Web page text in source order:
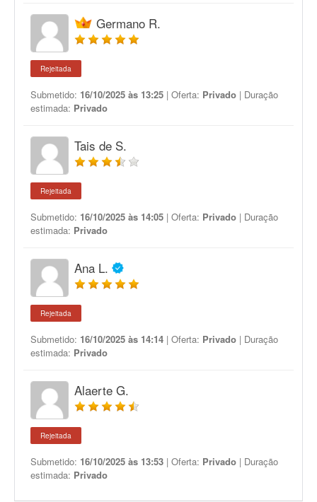
Germano R.
Rejeitada
Submetido: 16/10/2025 às 13:25 | Oferta: Privado | Duração
estimada: Privado
Tais de S.
Rejeitada
Submetido: 16/10/2025 às 14:05 | Oferta: Privado | Duração
estimada: Privado
Ana L.
Rejeitada
Submetido: 16/10/2025 às 14:14 | Oferta: Privado | Duração
estimada: Privado
Alaerte G.
Rejeitada
Submetido: 16/10/2025 às 13:53 | Oferta: Privado | Duração
estimada: Privado